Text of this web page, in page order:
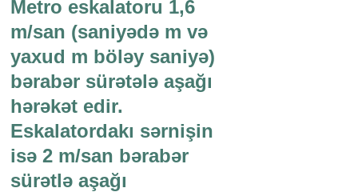
Metro eskalatoru 1,6
m/san (saniyədə m və
yaxud m böləy saniyə)
bərabər sürətələ aşağı
hərəkət edir.
Eskalatordakı sərnişin
isə 2 m/san bərabər
sürətlə aşağı